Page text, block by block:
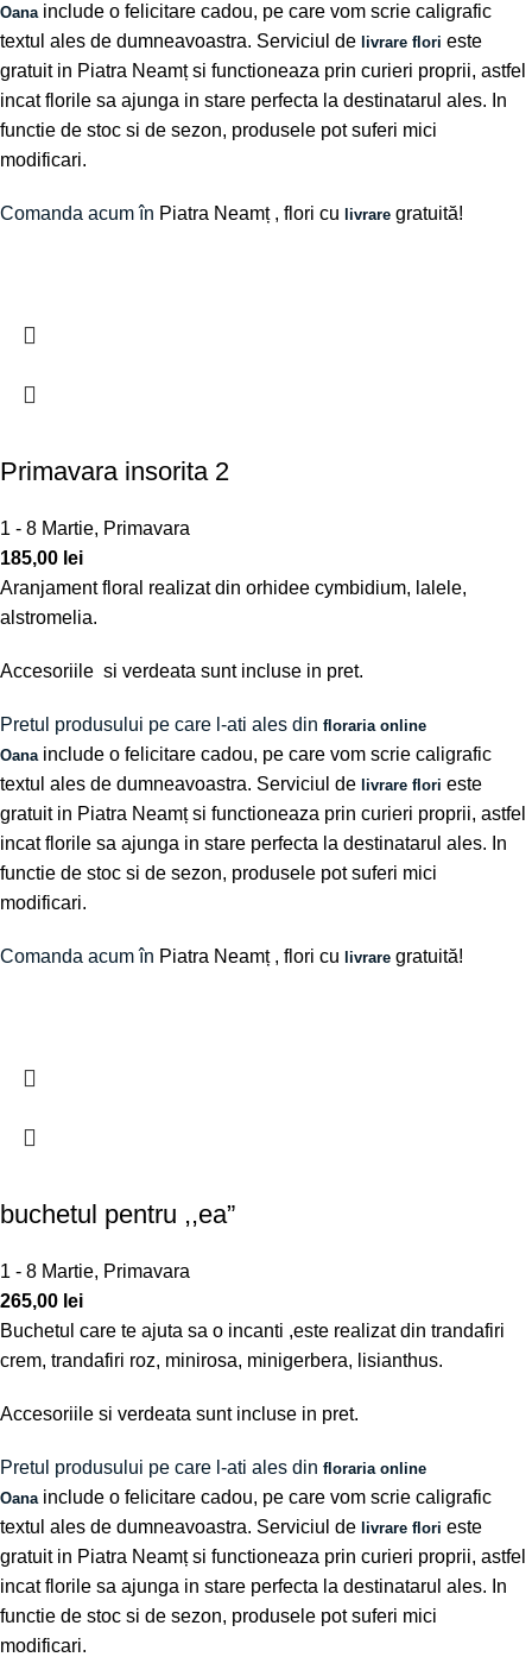
Oana include o felicitare cadou, pe care vom scrie caligrafic
textul ales de dumneavoastra. Serviciul de livrare flori este
gratuit in Piatra Neamț si functioneaza prin curieri proprii, astfel
incat florile sa ajunga in stare perfecta la destinatarul ales. In
functie de stoc si de sezon, produsele pot suferi mici
modificari.
Comanda acum în Piatra Neamț, flori cu livrare gratuită!
Primavara insorita 2
1 - 8 Martie, Primavara
185,00 lei
Aranjament floral realizat din orhidee cymbidium, lalele,
alstromelia.
Accesoriile si verdeata sunt incluse in pret.
Pretul produsului pe care l-ati ales din floraria online
Oana include o felicitare cadou, pe care vom scrie caligrafic
textul ales de dumneavoastra. Serviciul de livrare flori este
gratuit in Piatra Neamț si functioneaza prin curieri proprii, astfel
incat florile sa ajunga in stare perfecta la destinatarul ales. In
functie de stoc si de sezon, produsele pot suferi mici
modificari.
Comanda acum în Piatra Neamț, flori cu livrare gratuită!
buchetul pentru ,,ea”
1 - 8 Martie, Primavara
265,00 lei
Buchetul care te ajuta sa o incanti ,este realizat din trandafiri
crem, trandafiri roz, minirosa, minigerbera, lisianthus.
Accesoriile si verdeata sunt incluse in pret.
Pretul produsului pe care l-ati ales din floraria online
Oana include o felicitare cadou, pe care vom scrie caligrafic
textul ales de dumneavoastra. Serviciul de livrare flori este
gratuit in Piatra Neamț si functioneaza prin curieri proprii, astfel
incat florile sa ajunga in stare perfecta la destinatarul ales. In
functie de stoc si de sezon, produsele pot suferi mici
modificari.